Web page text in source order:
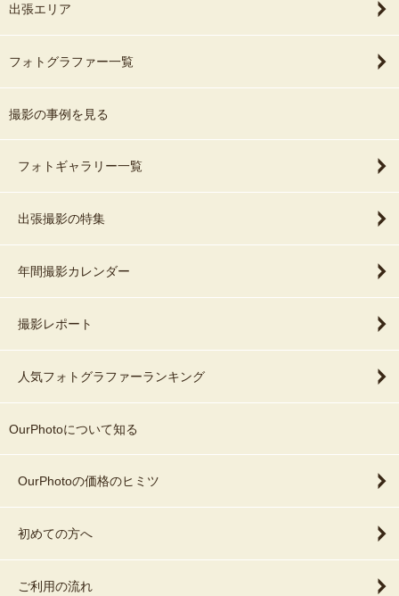
出張エリア
フォトグラファー一覧
撮影の事例を見る
フォトギャラリー一覧
出張撮影の特集
年間撮影カレンダー
撮影レポート
人気フォトグラファーランキング
OurPhotoについて知る
OurPhotoの価格のヒミツ
初めての方へ
ご利用の流れ